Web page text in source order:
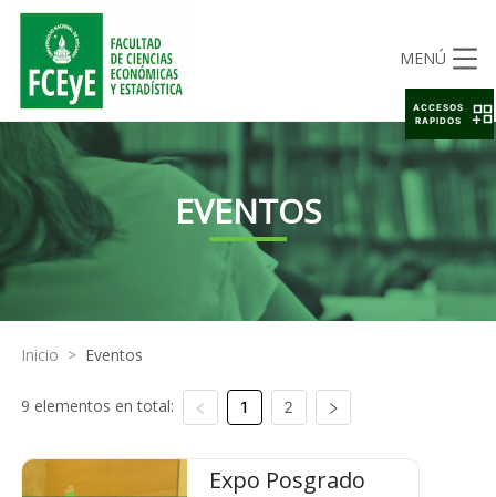
MENÚ
EVENTOS
Inicio > Eventos
9 elementos en total: 1 2
Expo Posgrado
ACCESOS
RAPIDOS